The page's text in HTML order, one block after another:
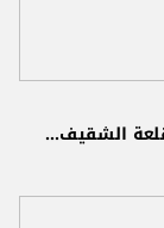
الشقيف...